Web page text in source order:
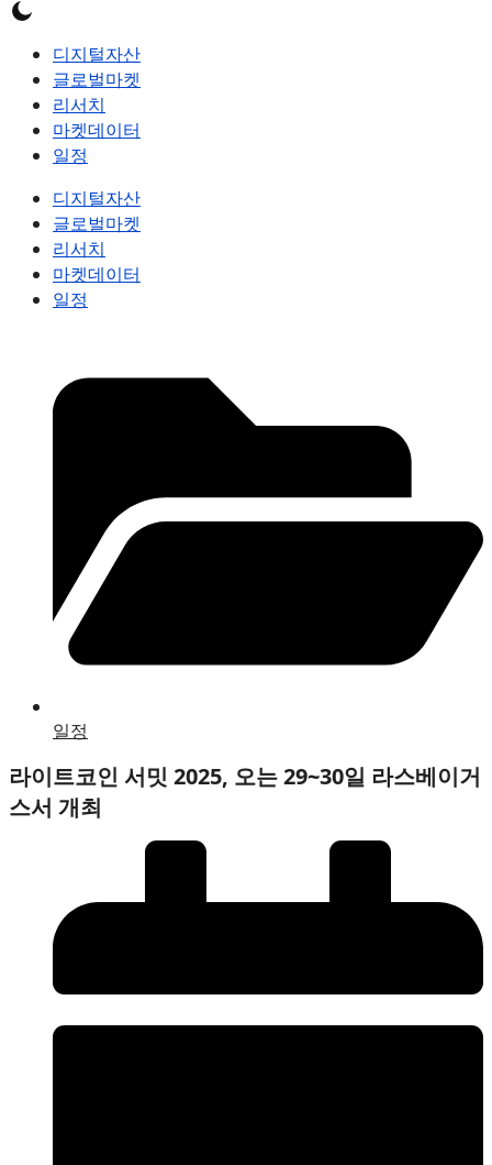
디지털자산
글로벌마켓
리서치
마켓데이터
일정
디지털자산
글로벌마켓
리서치
마켓데이터
일정
일정
라이트코인 서밋 2025, 오는 29~30일 라스베이거
스서 개최